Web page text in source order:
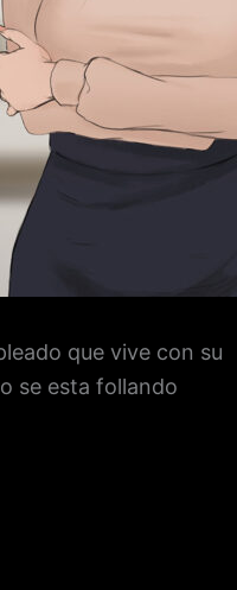
que vive con su
se esta follando